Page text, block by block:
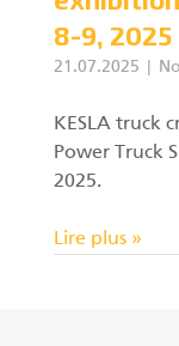
Têtes
GRUES
Grappins II
Contact
8-9, 2025
21.07.2025
KESLA truck
Power Truck
2025.
Lire plus »